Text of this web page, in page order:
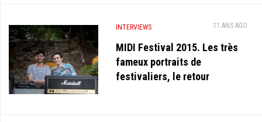
INTERVIEWS 11 ANS AGO
MIDI Festival 2015. Les très
fameux portraits de
festivaliers, le retour